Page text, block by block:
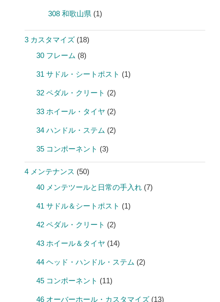
308 和歌山県 (1)
3 カスタマイズ (18)
30 フレーム (8)
31 サドル・シートポスト (1)
32 ペダル・クリート (2)
33 ホイール・タイヤ (2)
34 ハンドル・ステム (2)
35 コンポーネント (3)
4 メンテナンス (50)
40 メンテツールと日常の手入れ (7)
41 サドル＆シートポスト (1)
42 ペダル・クリート (2)
43 ホイール＆タイヤ (14)
44 ヘッド・ハンドル・ステム (2)
45 コンポーネント (11)
46 オーバーホール・カスタマイズ (13)